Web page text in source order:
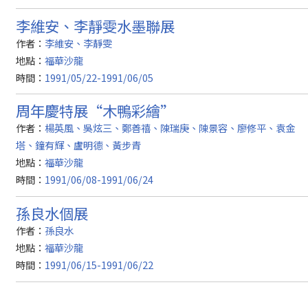
李維安、李靜雯水墨聯展
作者： 李維安、李靜雯
地點： 福華沙龍
時間： 1991/05/22-1991/06/05
周年慶特展“木鴨彩繪”
作者： 楊英風、吳炫三、鄭善禧、陳瑞庚、陳景容、廖修平、袁金
塔、鐘有輝、盧明德、黃步青
地點： 福華沙龍
時間： 1991/06/08-1991/06/24
孫良水個展
作者： 孫良水
地點： 福華沙龍
時間： 1991/06/15-1991/06/22